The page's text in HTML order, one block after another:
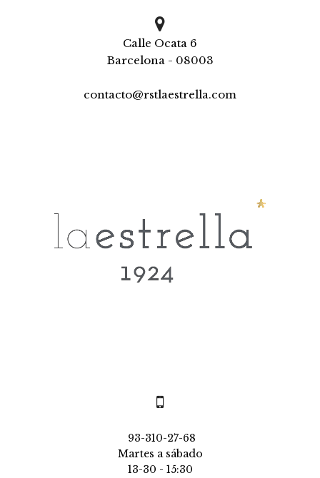

Calle Ocata 6
Barcelona - 08003
contacto@rstlaestrella.com

93-310-27-68
Martes a sábado
13-30 - 15:30